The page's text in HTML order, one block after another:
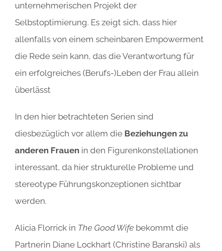
unternehmerischen Projekt der
Selbstoptimierung. Es zeigt sich, dass hier
allenfalls von einem scheinbaren Empowerment
die Rede sein kann, das die Verantwortung für
ein erfolgreiches (Berufs-)Leben der Frau allein
überlässt
In den hier betrachteten Serien sind
diesbezüglich vor allem die Beziehungen zu
anderen Frauen in den Figurenkonstellationen
interessant, da hier strukturelle Probleme und
stereotype Führungskonzeptionen sichtbar
werden.
Alicia Florrick in The Good Wife bekommt die
Partnerin Diane Lockhart (Christine Baranski) als